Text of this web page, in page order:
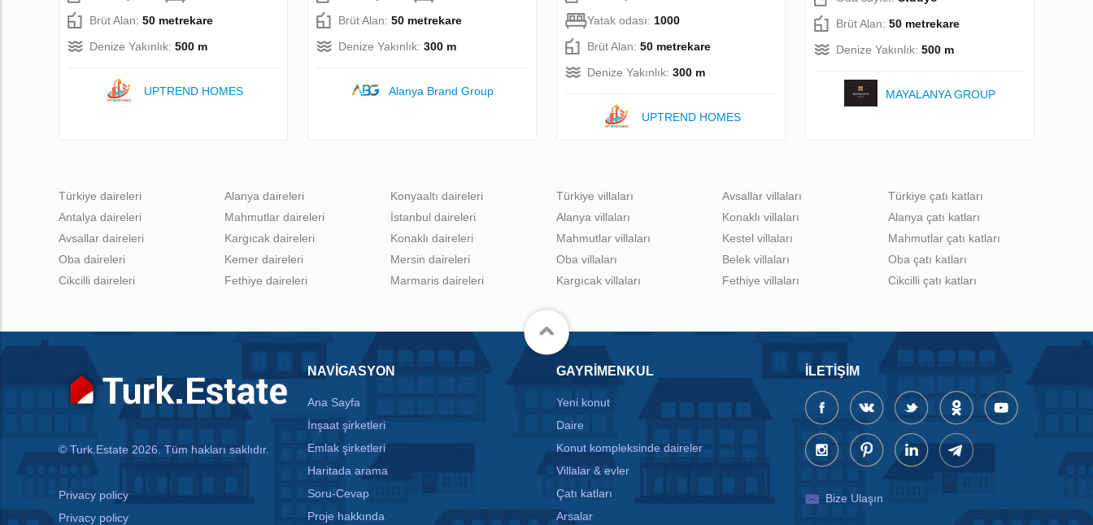
Brüt Alan: 50 metrekare
Denize Yakınlık: 500 m
UPTREND HOMES
Brüt Alan: 50 metrekare
Denize Yakınlık: 300 m
Alanya Brand Group
Yatak odası: 1000
Brüt Alan: 50 metrekare
Denize Yakınlık: 300 m
UPTREND HOMES
Brüt Alan: 50 metrekare
Denize Yakınlık: 500 m
MAYALANYA GROUP
Türkiye daireleri
Antalya daireleri
Avsallar daireleri
Oba daireleri
Cikcilli daireleri
Alanya daireleri
Mahmutlar daireleri
Kargıcak daireleri
Kemer daireleri
Fethiye daireleri
Konyaaltı daireleri
İstanbul daireleri
Konaklı daireleri
Mersin daireleri
Marmaris daireleri
Türkiye villaları
Alanya villaları
Mahmutlar villaları
Oba villaları
Kargıcak villaları
Avsallar villaları
Konaklı villaları
Kestel villaları
Belek villaları
Fethiye villaları
Türkiye çatı katları
Alanya çatı katları
Mahmutlar çatı katları
Oba çatı katları
Cikcilli çatı katları
© Turk.Estate 2026. Tüm hakları saklıdır.
Privacy policy
Privacy policy
NAVIGASYON
Ana Sayfa
İnşaat şirketleri
Emlak şirketleri
Haritada arama
Soru-Cevap
Proje hakkında
GAYRIMENKUL
Yeni konut
Daire
Konut kompleksinde daireler
Villalar & evler
Çatı katları
Arsalar
İLETIŞIM
Bize Ulaşın